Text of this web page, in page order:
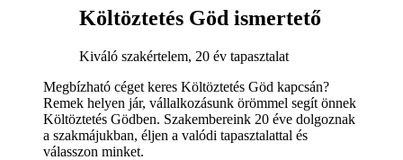
Költöztetés Göd ismertető
Kiváló szakértelem, 20 év tapasztalat
Megbízható céget keres Költöztetés Göd kapcsán?
Remek helyen jár, vállalkozásunk örömmel segít önnek
Költöztetés Gödben. Szakembereink 20 éve dolgoznak
a szakmájukban, éljen a valódi tapasztalattal és
válasszon minket.